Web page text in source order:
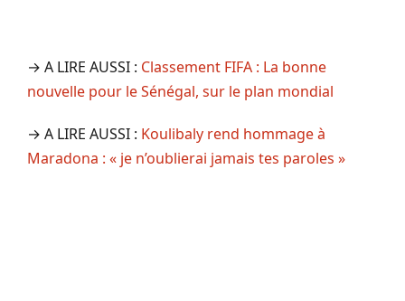
→ A LIRE AUSSI : Classement FIFA : La bonne
nouvelle pour le Sénégal, sur le plan mondial
→ A LIRE AUSSI : Koulibaly rend hommage à
Maradona : « je n’oublierai jamais tes paroles »